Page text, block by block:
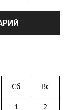
Сб Вс
1
2